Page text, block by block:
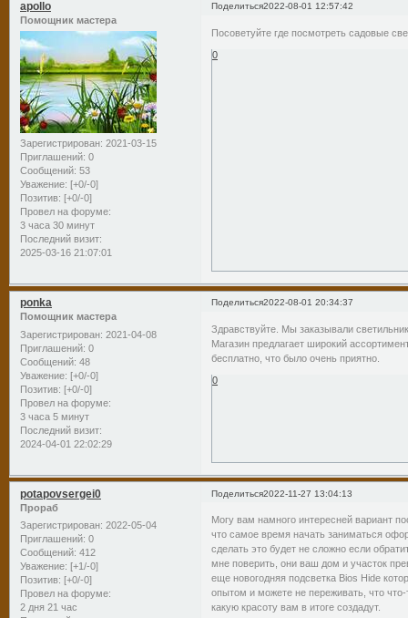
Поделиться2022-08-01 12:57:42
apollo
Помощник мастера
Зарегистрирован: 2021-03-15
Приглашений: 0
Сообщений: 53
Уважение: [+0/-0]
Позитив: [+0/-0]
Провел на форуме:
3 часа 30 минут
Последний визит:
2025-03-16 21:07:01
Посоветуйте где посмотреть садовые
0
Поделиться2022-08-01 20:34:37
ponka
Помощник мастера
Зарегистрирован: 2021-04-08
Приглашений: 0
Сообщений: 48
Уважение: [+0/-0]
Позитив: [+0/-0]
Провел на форуме:
3 часа 5 минут
Последний визит:
2024-04-01 22:02:29
Здравствуйте. Мы заказывали
Магазин предлагает широкий
бесплатно, что было очень приятно.
0
Поделиться2022-11-27 13:04:13
potapovsergei0
Прораб
Зарегистрирован: 2022-05-04
Приглашений: 0
Сообщений: 412
Уважение: [+1/-0]
Позитив: [+0/-0]
Провел на форуме:
2 дня 21 час
Могу вам намного интересней вариант
что самое время начать заниматься
сделать это будет не сложно если
мне поверить, они ваш дом и участок
еще новогодняя подсветка Bios Hide
опытом и можете не переживать, что
какую красоту вам в итоге создадут.